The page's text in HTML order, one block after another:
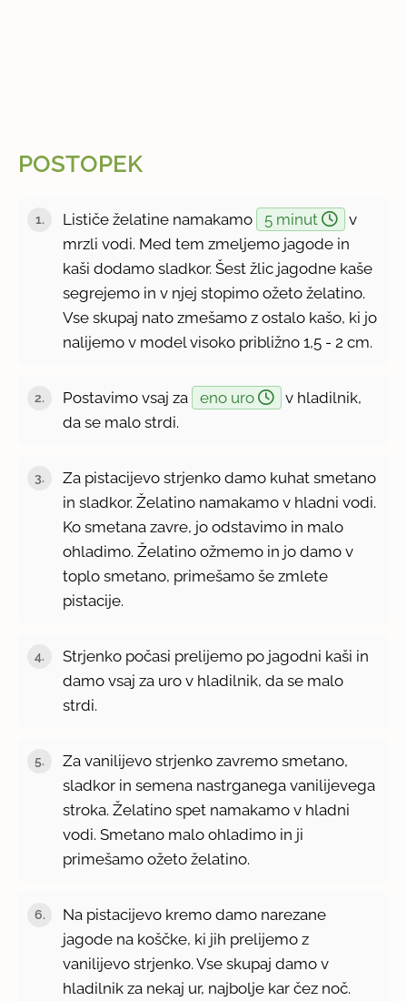
POSTOPEK
Lističe želatine namakamo 5 minut
v
mrzli vodi. Med tem zmeljemo jagode in
kaši dodamo sladkor. Šest žlic jagodne kaše
segrejemo in v njej stopimo ožeto želatino.
Vse skupaj nato zmešamo z ostalo kašo, ki jo
nalijemo v model visoko približno 1,5 - 2 cm.
Postavimo vsaj za eno uro
v hladilnik,
da se malo strdi.
Za pistacijevo strjenko damo kuhat smetano
in sladkor. Želatino namakamo v hladni vodi.
Ko smetana zavre, jo odstavimo in malo
ohladimo. Želatino ožmemo in jo damo v
toplo smetano, primešamo še zmlete
pistacije.
Strjenko počasi prelijemo po jagodni kaši in
damo vsaj za uro v hladilnik, da se malo
strdi.
Za vanilijevo strjenko zavremo smetano,
sladkor in semena nastrganega vanilijevega
stroka. Želatino spet namakamo v hladni
vodi. Smetano malo ohladimo in ji
primešamo ožeto želatino.
Na pistacijevo kremo damo narezane
jagode na koščke, ki jih prelijemo z
vanilijevo strjenko. Vse skupaj damo v
hladilnik za nekaj ur, najbolje kar čez noč.